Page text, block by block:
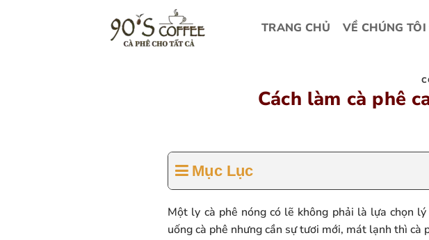
TRANG CHỦ VỀ CHÚNG TÔI
Cách làm cà phê
Mục Lục
Một ly cà phê nóng có lẽ không phải là lựa chọn
uống cà phê nhưng cần sự tươi mới, mát lạnh thì cà